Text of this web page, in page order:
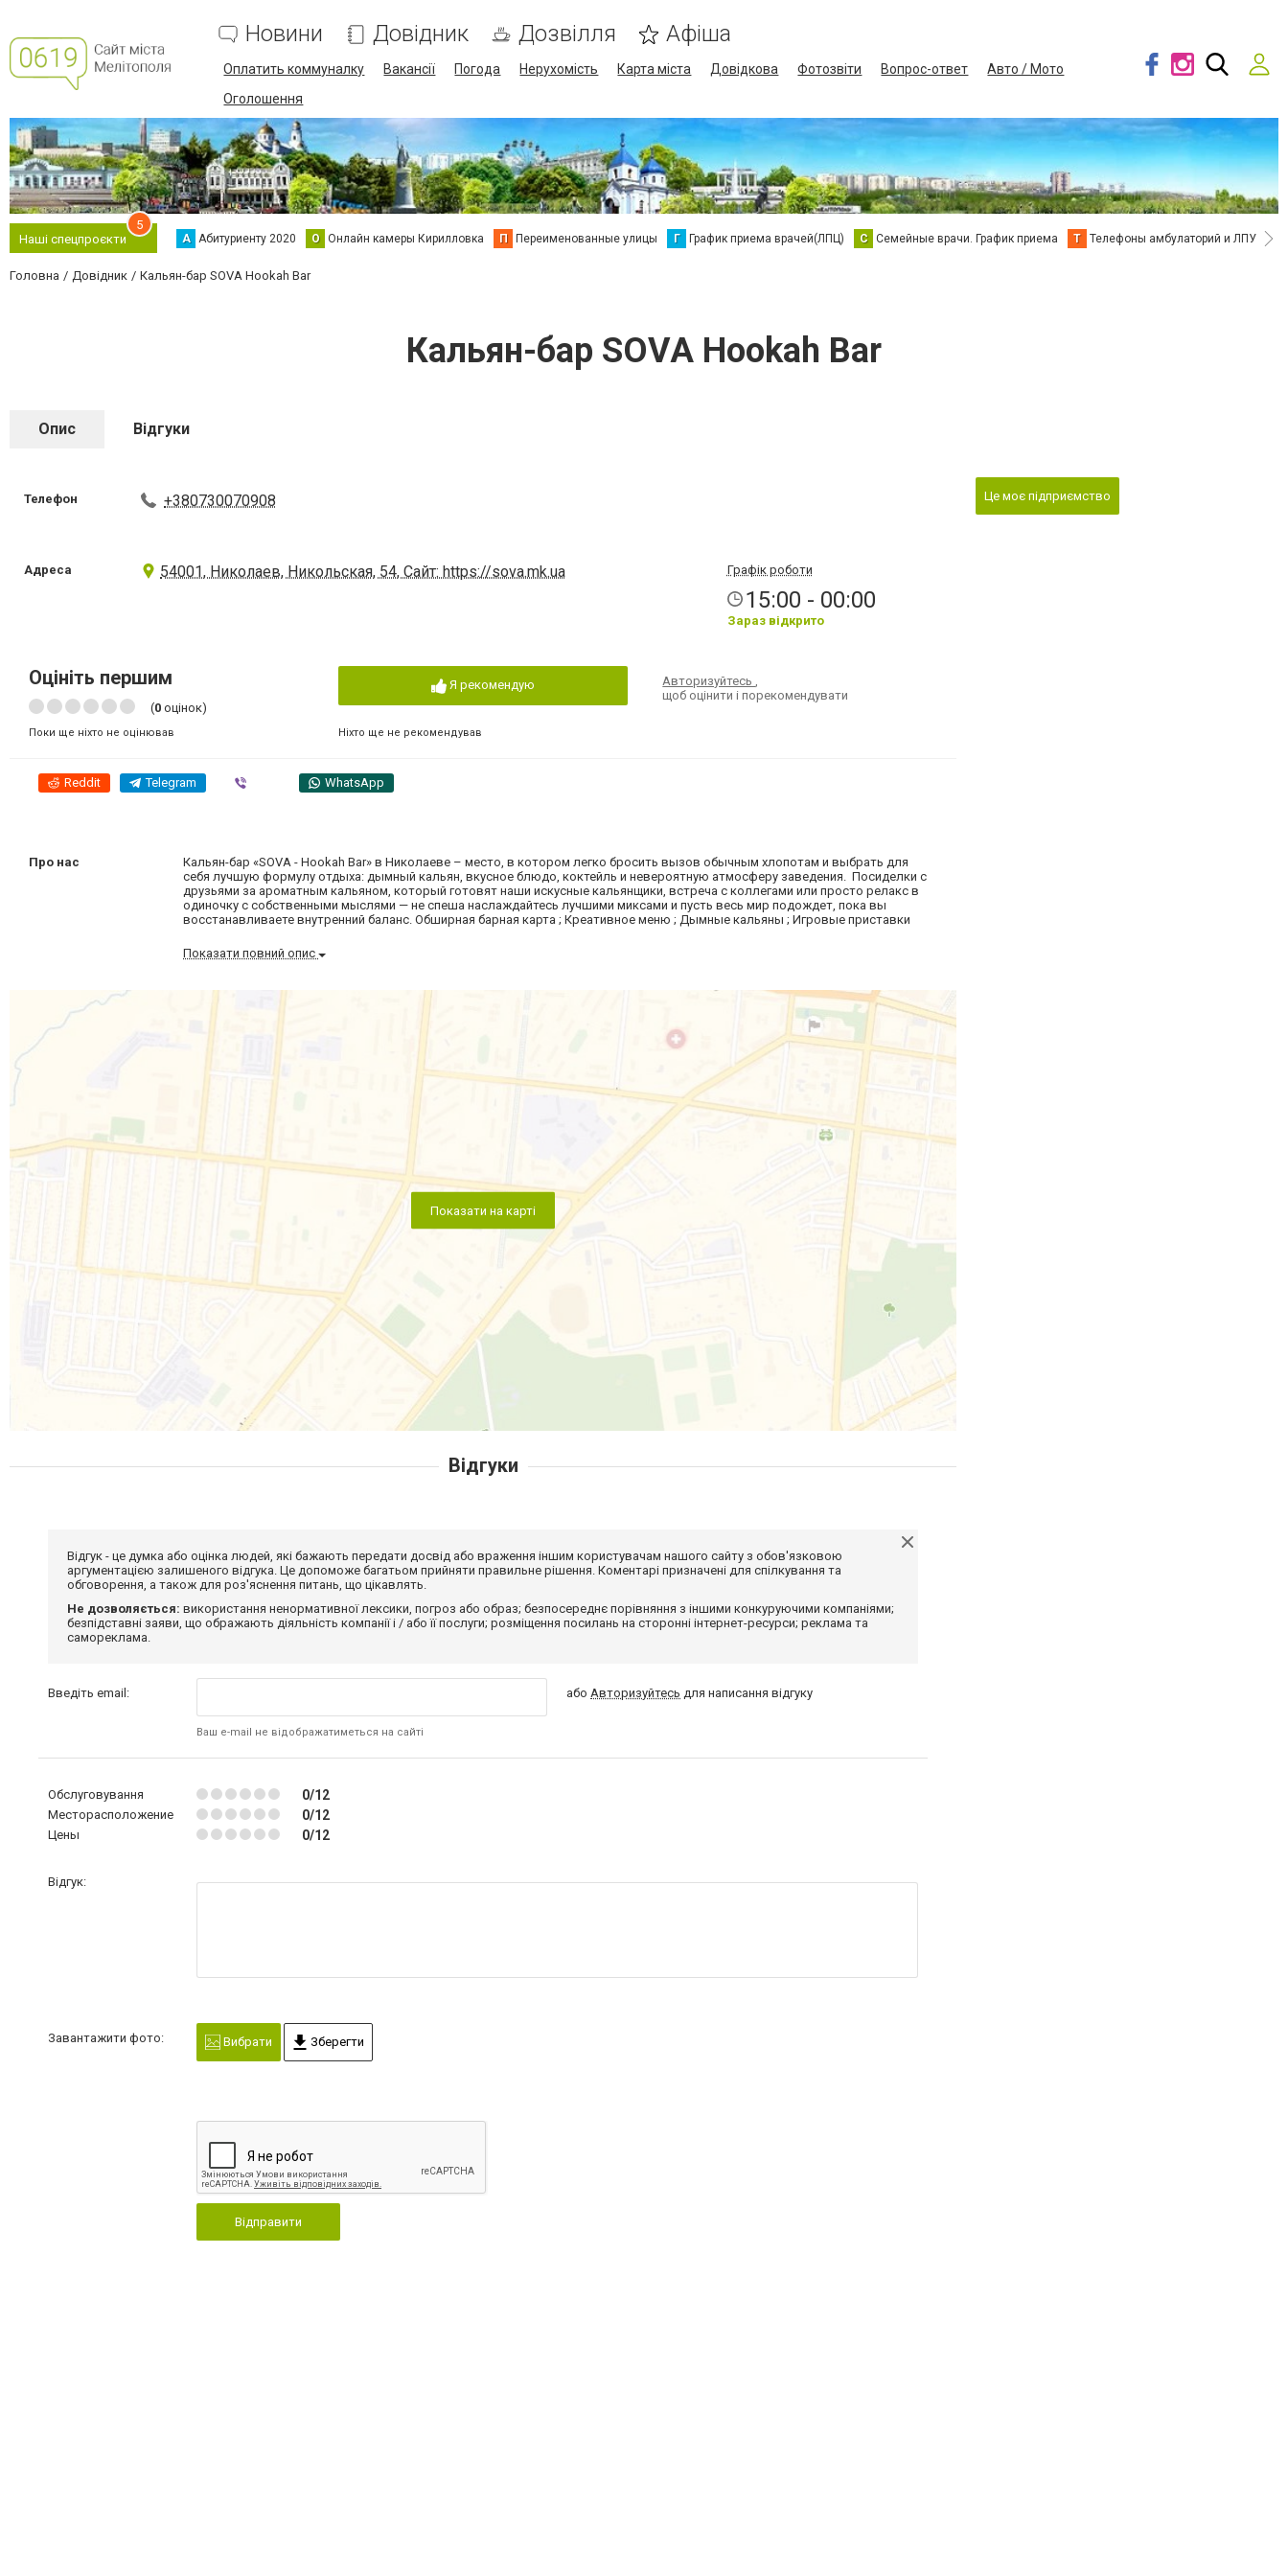
Новини Довідник Дозвілля Афіша
Оплатить коммуналку Вакансії Погода Нерухомість Карта міста Довідкова Фотозвіти Вопрос-ответ
Авто / Мото
Оголошення
Наші спецпроєкти
5
А Абитуриенту 2020 О Онлайн камеры Кирилловка П Переименованные улицы Г График приема врачей(ЛПЦ) С Семейные врачи. График приема Т Телефоны амбулаторий и ЛПУ В
Головна Довідник Кальян-бар SOVA Hookah Bar
Кальян-бар SOVA Hookah Bar
Опис Відгуки
Телефон +380730070908
Адреса 54001, Николаев, Никольская, 54, Сайт: https://sova.mk.ua Графік роботи
15:00 - 00:00
Зараз відкрито
Оцініть першим
(0 оцінок)
Поки ще ніхто не оцінював
Я рекомендую
Ніхто ще не рекомендував
Авторизуйтесь,
щоб оцінити і порекомендувати
Reddit Telegram WhatsApp
Про нас
Кальян-бар «SOVA - Hookah Bar» в Николаеве – место, в котором легко бросить вызов обычным хлопотам и выбрать для
себя лучшую формулу отдыха: дымный кальян, вкусное блюдо, коктейль и невероятную атмосферу заведения. Посиделки с
друзьями за ароматным кальяном, который готовят наши искусные кальянщики, встреча с коллегами или просто релакс в
одиночку с собственными мыслями — не спеша наслаждайтесь лучшими миксами и пусть весь мир подождет, пока вы
восстанавливаете внутренний баланс. Обширная барная карта ; Креативное меню ; Дымные кальяны ; Игровые приставки
Показати повний опис
Показати на карті
Це моє підприємство
Відгуки
Відгук - це думка або оцінка людей, які бажають передати досвід або враження іншим користувачам нашого сайту з обов'язковою
аргументацією залишеного відгука. Це допоможе багатьом прийняти правильне рішення. Коментарі призначені для спілкування та
обговорення, а також для роз'яснення питань, що цікавлять.
Не дозволяється: використання ненормативної лексики, погроз або образ; безпосереднє порівняння з іншими конкуруючими компаніями;
безпідставні заяви, що ображають діяльність компанії і / або її послуги; розміщення посилань на сторонні інтернет-ресурси; реклама та
самореклама.
Введіть email:
Ваш e-mail не відображатиметься на сайті
або Авторизуйтесь для написання відгуку
Обслуговування 0/12
Месторасположение 0/12
Цены 0/12
Відгук:
Завантажити фото: Вибрати Зберегти
Відправити